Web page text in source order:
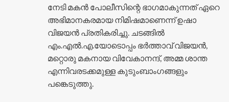
നേടി മകൻ പോലീസിന്റെ ഭാഗമാകുന്നത് ഏറെ
അഭിമാനകരമായ നിമിഷമാണെന്ന് ഉഷാ
വിജയൻ പ്രതികരിച്ചു. ചടങ്ങിൽ
എം.എൽ.എ.യോടൊപ്പം ഭർത്താവ് വിജയൻ,
മറ്റൊരു മകനായ വിവേകാനന്ദ്, അമ്മ ശാന്ത
എന്നിവരടക്കമുള്ള കുടുംബാംഗങ്ങളും
പങ്കെടുത്തു.